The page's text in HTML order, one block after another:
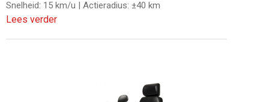
Snelheid: 15 km/u | Actieradius: ±40 km
Lees verder